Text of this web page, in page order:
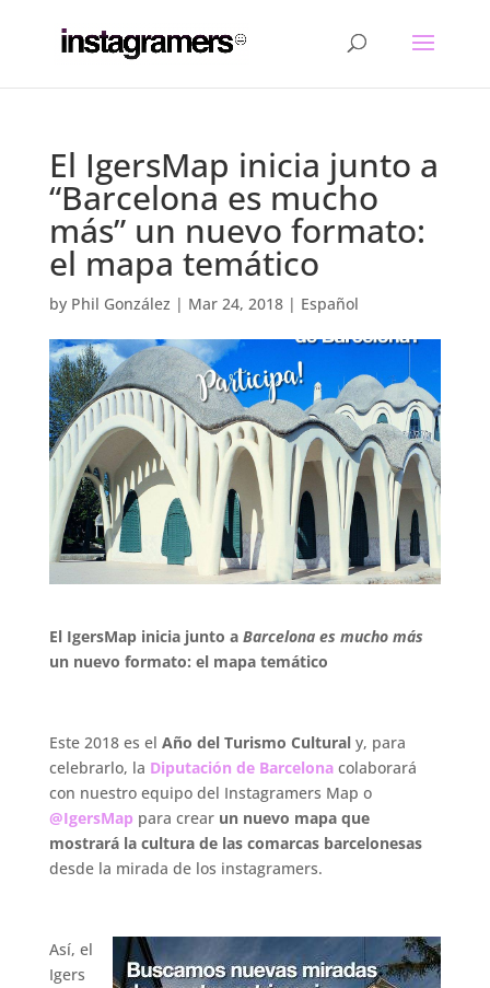
El IgersMap inicia junto a
“Barcelona es mucho
más” un nuevo formato:
el mapa temático
by Phil González | Mar 24, 2018| Español
El IgersMap inicia junto a Barcelona es mucho más
un nuevo formato: el mapa temático
Este 2018 es el Año del Turismo Culturaly, para
celebrarlo, la Diputación de Barcelonacolaborará
con nuestro equipo del Instagramers Map o
@IgersMap para crear un nuevo mapa que
mostrará la cultura de las comarcas barcelonesas
desde la mirada de los instagramers.
Así, el
Igers